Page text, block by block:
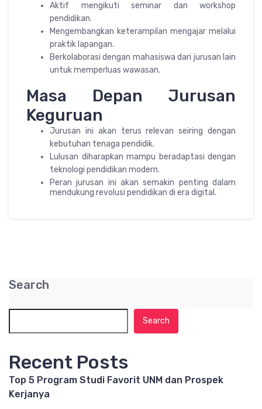
Aktif mengikuti seminar dan workshop
pendidikan.
Mengembangkan keterampilan mengajar melalui
praktik lapangan.
Berkolaborasi dengan mahasiswa dari jurusan lain
untuk memperluas wawasan.
Masa Depan Jurusan
Keguruan
Jurusan ini akan terus relevan seiring dengan
kebutuhan tenaga pendidik.
Lulusan diharapkan mampu beradaptasi dengan
teknologi pendidikan modern.
Peran jurusan ini akan semakin penting dalam
mendukung revolusi pendidikan di era digital.
Search
Search
Recent Posts
Top 5 Program Studi Favorit UNM dan Prospek
Kerjanya